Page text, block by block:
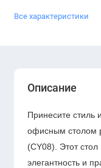
Все характеристики
Описание
Принесите стиль
офисным столом
(CY08). Этот
элегантность и